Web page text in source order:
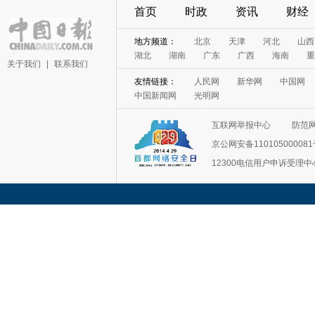
关于我们 联系我们
首页 时政 资讯 财经
地方频道： 北京 天津 河北
山西
湖北
湖南 广东 广西 海南
友情链接： 人民网 新华网
中国网
中国新闻网
光明网
互联网举报中心
防范
京公网安备110105000081
12300电信用户申诉受理中